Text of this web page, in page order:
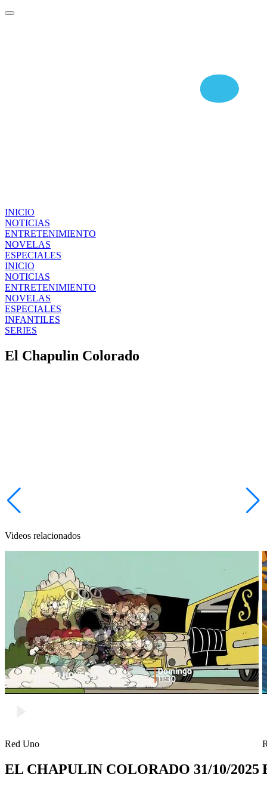
INICIO
NOTICIAS
ENTRETENIMIENTO
NOVELAS
ESPECIALES
INICIO
NOTICIAS
ENTRETENIMIENTO
NOVELAS
ESPECIALES
INFANTILES
SERIES
El Chapulin Colorado
Videos relacionados
Red Uno
EL CHAPULIN COLORADO 31/10/2025